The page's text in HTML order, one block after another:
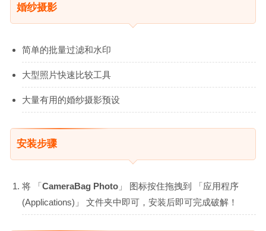
婚纱摄影
简单的批量过滤和水印
大型照片快速比较工具
大量有用的婚纱摄影预设
安装步骤
将 「CameraBag Photo 」 图标按住拖拽到 「应用程序
(Applications)」 文件夹中即可，安装后即可完成破解！